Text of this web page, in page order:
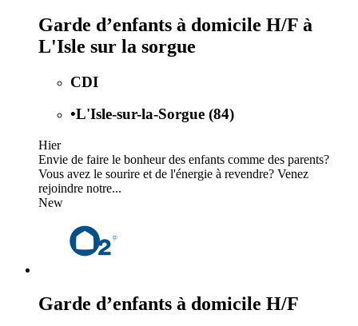
Garde d’enfants à domicile H/F à
L'Isle sur la sorgue
CDI
•L'Isle-sur-la-Sorgue (84)
Hier
Envie de faire le bonheur des enfants comme des parents?
Vous avez le sourire et de l'énergie à revendre? Venez
rejoindre notre...
New
Garde d’enfants à domicile H/F